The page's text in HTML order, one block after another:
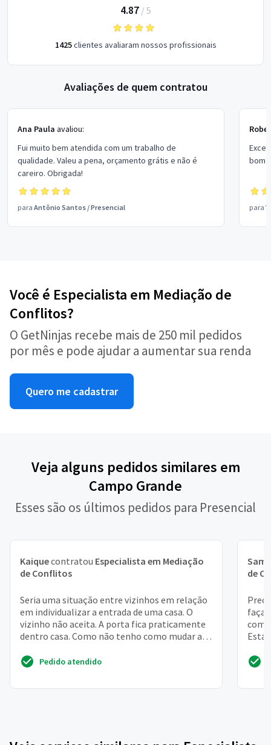
4.87/ 5
1425clientes avaliaram nossos profissionais
Avaliações de quem contratou
Ana Paula avaliou:
Fui muito bem atendida com um trabalho de
qualidade. Valeu a pena, orçamento grátis e não é
careiro. Obrigada!
para Antônio Santos /Presencial
bom
para
Você é Especialista em Mediação de
Conflitos?
O GetNinjas recebe mais de 250 mil pedidos
por mês e pode ajudar a aumentar sua renda
Quero me cadastrar
Veja alguns pedidos similares em
Campo Grande
Esses são os últimos pedidos para Presencial
Kaiquecontratou Especialista em Mediação
de Conflitos
Seria uma situação entre vizinhos em relação
em individualizar a entrada de uma casa. O
vizinho não aceita. A porta fica praticamente
dentro casa. Como não tenho como mudar a
Pedido atendido
de
faça
com
Está